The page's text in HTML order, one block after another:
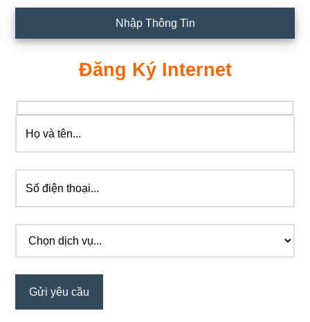
Nhập Thông Tin
Đăng Ký Internet